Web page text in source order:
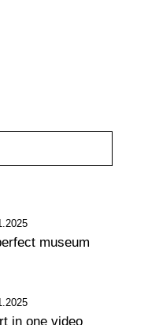
museum
in one video